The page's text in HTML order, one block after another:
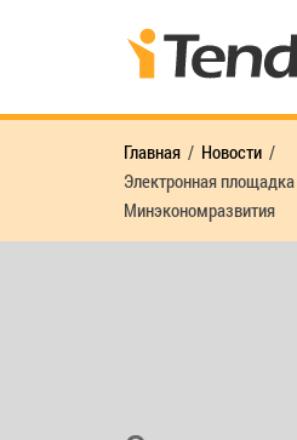
Главная
Новости
Электронная
Минэкономразвития